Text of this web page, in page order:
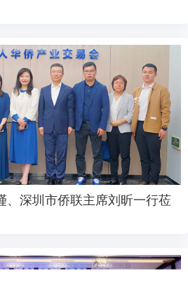
、深圳市侨联主席刘昕一行莅